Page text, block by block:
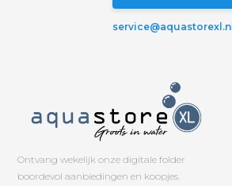
service@aquastorexl.nl
Ontvang wekelijk onze digitale folder
boordevol aanbiedingen en koopjes.